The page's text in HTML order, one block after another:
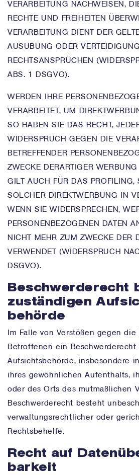
VERARBEITUNG NACHWEISEN,
RECHTE UND FREIHEITEN
VERARBEITUNG DIENT DER
AUSÜBUNG ODER
RECHTSANSPRÜCHEN
ABS. 1 DSGVO).
WERDEN IHRE
VERARBEITET, UM
SO HABEN SIE DAS RECHT,
WIDERSPRUCH GEGEN DIE
BETREFFENDER
ZWECKE DERARTIGER
GILT AUCH FÜR DAS PROFILING,
SOLCHER DIREKTWERBUNG IN
WENN SIE WIDERSPRECHEN,
PERSONENBEZOGENEN DATEN
NICHT MEHR ZUM ZWECKE DER
VERWENDET (WIDERSPRUCH
DSGVO).
Beschwerde­recht
zuständigen
behörde
Im Falle von Verstößen gegen die
Betroffenen ein
Aufsichtsbehörde, insbesondere
ihres gewöhnlichen Aufenthalts,
oder des Orts des mutmaßlichen
Beschwerderecht besteht
verwaltungsrechtlicher oder
Rechtsbehelfe.
Recht auf
barkeit